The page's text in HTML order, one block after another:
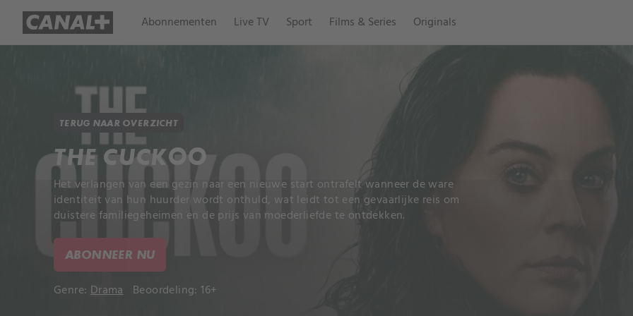
Abonnementen Live TV Sport Films & Series Originals
TERUG NAAR OVERZICHT
THE CUCKOO
Het verlangen van een gezin naar een nieuwe start ontrafelt wanneer de ware
identiteit van hun huurder wordt onthuld, wat leidt tot een gevaarlijke reis om
duistere familiegeheimen en de prijs van moederliefde te ontdekken.
ABONNEER NU
Genre: Drama Beoordeling: 16+